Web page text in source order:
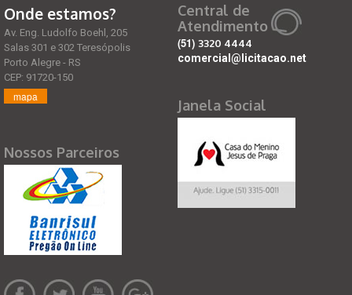
Onde estamos?
Av. Eng. Ludolfo Boehl, 205
Salas 301 e 302 Teresópolis
Porto Alegre - RS
CEP: 91720-150
mapa
Nossos Parceiros
Central de
Atendimento
(51) 3320 4444
comercial@licitacao.net
Janela Social